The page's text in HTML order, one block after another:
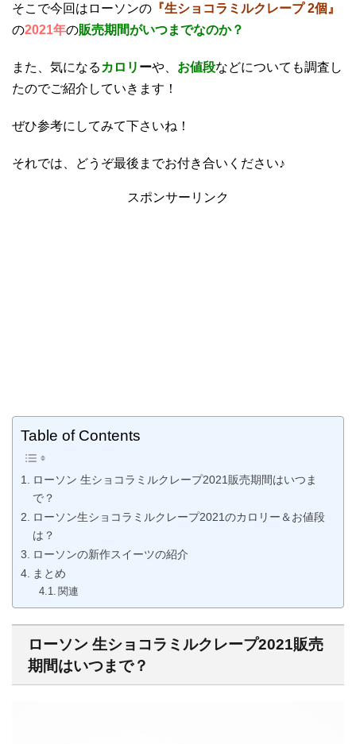
そこで今回はローソンの 『生ショコラミルクレープ 2個』
の2021年の販売期間がいつまでなのか？
また、気になる カロリ ーや、 お値段などについても調査し
たのでご紹介していきます！
ぜひ参考にしてみて下さいね！
それでは、どうぞ最後までお付き合いください♪
スポンサーリンク
Table of Contents
ローソン 生ショコラミルクレープ2021販売期間はいつま
で？
ローソン生ショコラミルクレープ2021のカロリー＆お値段
は？
ローソンの新作スイーツの紹介
まとめ
関連
ローソン 生ショコラミルクレープ2021販売
期間はいつまで？